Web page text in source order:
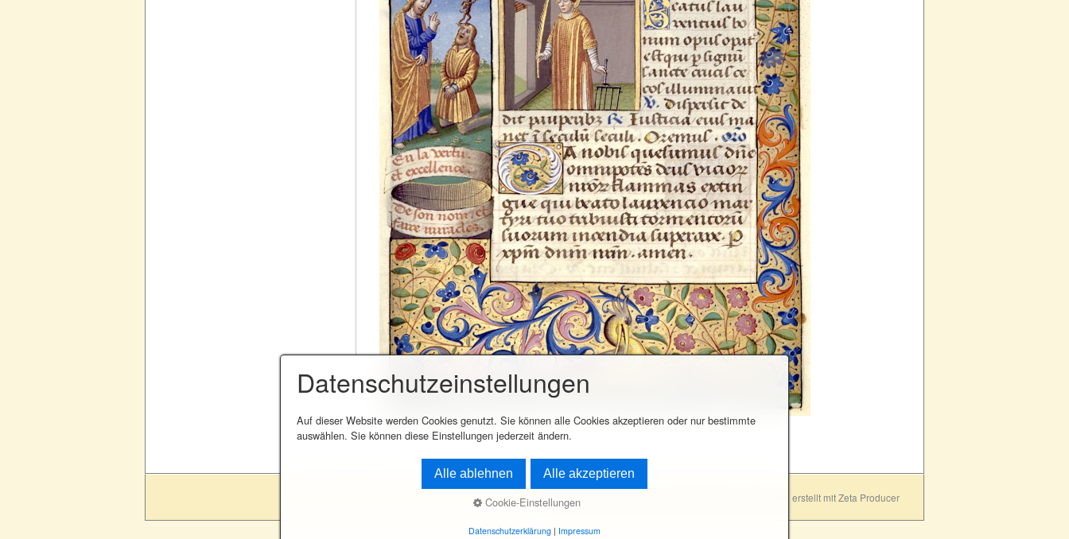
Handschrift um 1450
© 2025 Schreibschrift üben - Schreibschrift lernen. Website erstellt mit Zeta Producer
Datenschutzeinstellungen
Auf dieser Website werden Cookies genutzt. Sie können alle Cookies akzeptieren oder nur bestimmte
auswählen. Sie können diese Einstellungen jederzeit ändern.
Alle ablehnen Alle akzeptieren
Cookie-Einstellungen
Datenschutzerklärung | Impressum